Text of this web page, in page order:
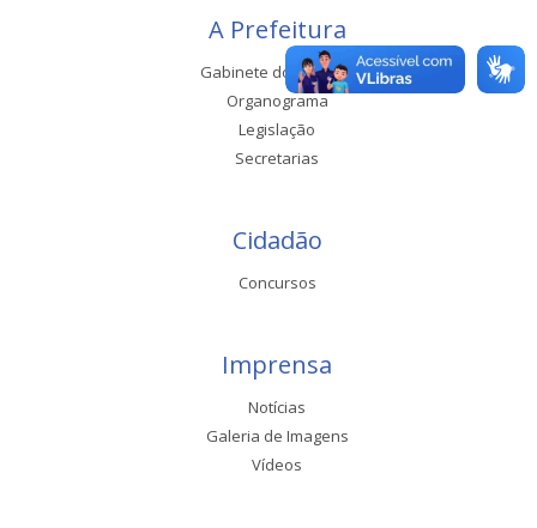
A Prefeitura
Gabinete do Prefeito
Organograma
Legislação
Secretarias
Cidadão
Concursos
Imprensa
Notícias
Galeria de Imagens
Vídeos